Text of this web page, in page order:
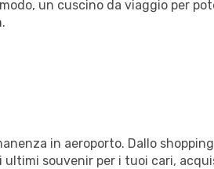
un cuscino da viaggio per
in aeroporto. Dallo
souvenir per i tuoi cari,